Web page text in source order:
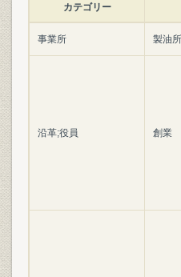
カテゴリー
事業所 製油
沿革;役員 創業